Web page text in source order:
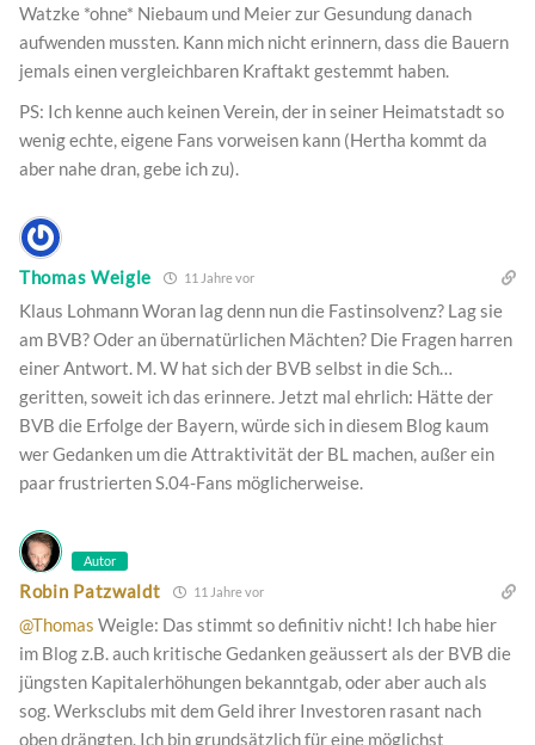
Watzke *ohne* Niebaum und Meier zur Gesundung danach
aufwenden mussten. Kann mich nicht erinnern, dass die Bauern
jemals einen vergleichbaren Kraftakt gestemmt haben.
PS: Ich kenne auch keinen Verein, der in seiner Heimatstadt so
wenig echte, eigene Fans vorweisen kann (Hertha kommt da
aber nahe dran, gebe ich zu).
Thomas Weigle 11 Jahre vor
Klaus Lohmann Woran lag denn nun die Fastinsolvenz? Lag sie
am BVB? Oder an übernatürlichen Mächten? Die Fragen harren
einer Antwort. M. W hat sich der BVB selbst in die Sch…
geritten, soweit ich das erinnere. Jetzt mal ehrlich: Hätte der
BVB die Erfolge der Bayern, würde sich in diesem Blog kaum
wer Gedanken um die Attraktivität der BL machen, außer ein
paar frustrierten S.04-Fans möglicherweise.
Autor
Robin Patzwaldt 11 Jahre vor
@Thomas Weigle: Das stimmt so definitiv nicht! Ich habe hier
im Blog z.B. auch kritische Gedanken geäussert als der BVB die
jüngsten Kapitalerhöhungen bekanntgab, oder aber auch als
sog. Werksclubs mit dem Geld ihrer Investoren rasant nach
oben drängten. Ich bin grundsätzlich für eine möglichst